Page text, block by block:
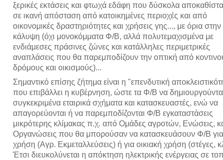
ξερικές εκτάσεις και φτωχά εδάφη που δύσκολα
σε ικανή απόσταση από κατοικημένες περιοχές και από
οικονομικές δραστηριότητες και χρήσεις γης..., με όρια στην
κάλυψη (όχι μονοκόμματα Φ/Β, αλλά πολυτεμαχισμένα με
ενδιάμεσες πράσινες ζώνες και κατάλληλες περιμετρικές
αναπλάσεις που θα παρεμποδίζουν την οπτική από
δρόμους και οικισμούς)...
Σημαντικό επίσης ζήτημα είναι η "επενδυτική
που επιβάλλει η κυβέρνηση, ώστε τα Φ/Β να
συγκεκριμένα εταιρικά σχήματα και κατασκευαστές, ενώ να
απαγορεύονται ή να παρεμποδίζονται Φ/Β εγκαταστάσεις
μικρότερης κλίμακας π.χ. από Ομάδες αγροτών, Ενώσεις,
Οργανώσεις που θα μπορούσαν να κατασκευάσουν Φ/Β για
χρήση (Αγρ. Εκμεταλλεύσεις) ή για οικιακή χρήση (στέγες,
Έτσι διευκολύνεται η απόκτηση ηλεκτρικής ενέργειας σε